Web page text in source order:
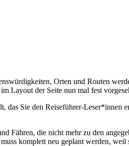
Orten und Routen
Layout der Seite nun mal fest
das Sie den Reiseführer-Leser*innen
Fähren, die nicht mehr zu den
komplett neu geplant werden,